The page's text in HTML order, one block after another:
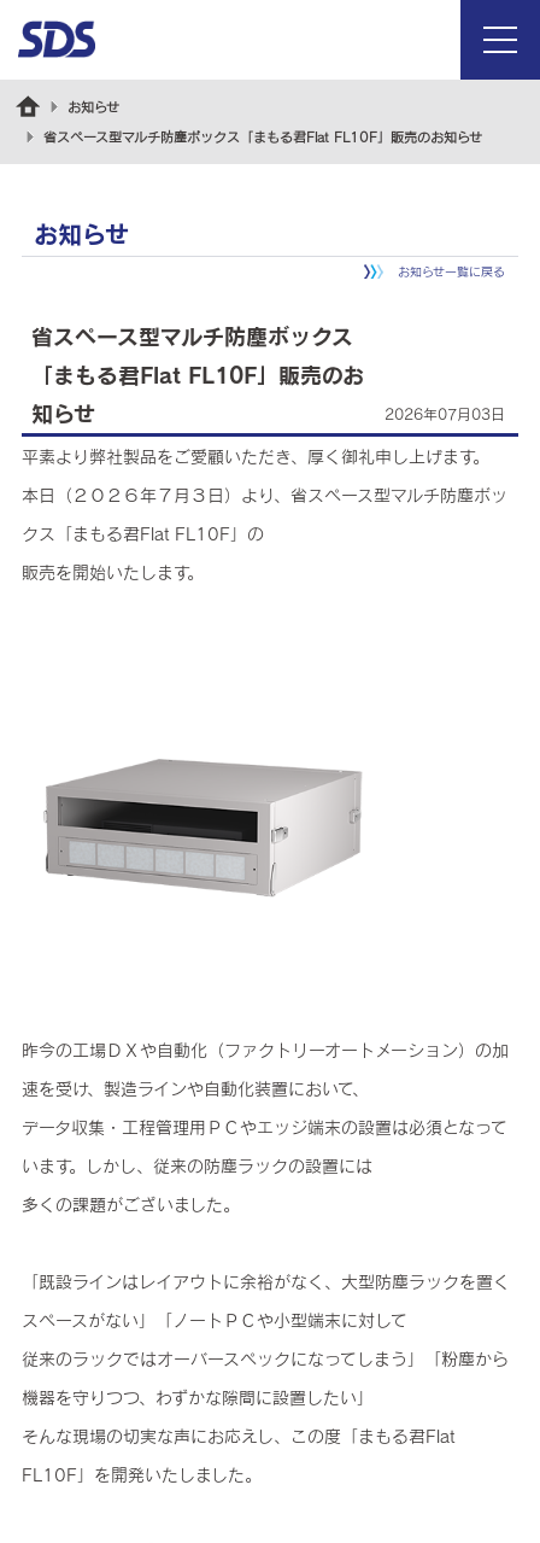
menu
お知らせ
省スペース型マルチ防塵ボックス「まもる君Flat FL10F」販売のお知らせ
お知らせ
お知らせ一覧に戻る
省スペース型マルチ防塵ボックス
「まもる君Flat FL10F」販売のお
知らせ
2026年07月03日
平素より弊社製品をご愛顧いただき、厚く御礼申し上げます。
本日（２０２６年７月３日）より、省スペース型マルチ防塵ボッ
クス「まもる君Flat FL10F」の
販売を開始いたします。
昨今の工場ＤＸや自動化（ファクトリーオートメーション）の加
速を受け、製造ラインや自動化装置において、
データ収集・工程管理用ＰＣやエッジ端末の設置は必須となって
います。しかし、従来の防塵ラックの設置には
多くの課題がございました。
「既設ラインはレイアウトに余裕がなく、大型防塵ラックを置く
スペースがない」「ノートＰＣや小型端末に対して
従来のラックではオーバースペックになってしまう」「粉塵から
機器を守りつつ、わずかな隙間に設置したい」
そんな現場の切実な声にお応えし、この度「まもる君Flat
FL10F」を開発いたしました。